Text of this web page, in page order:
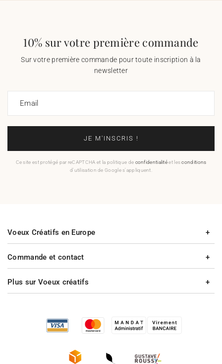
10% sur votre première commande
Sur votre première commande pour toute inscription à la
newsletter
Email
JE M'INSCRIS !
Ce site est protégé par reCAPTCHA et la politique de confidentialitéet lesconditions
d'utilisation de Google s'appliquent.
Commande et contact
Plus sur Voeux créatifs
Voeux Créatifs en Europe